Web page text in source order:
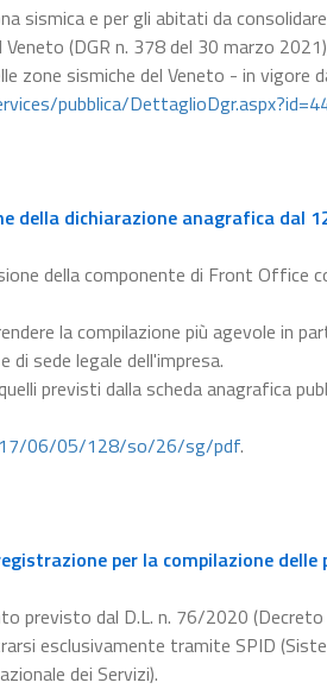
sismica e per gli abitati da
(DGR n. 378 del 30 marzo
zone sismiche del Veneto - in vigore
pubblica/
della dichiarazione anagrafica dal
della componente di Front Office
la compilazione più agevole in
di sede legale dell'impresa.
previsti dalla scheda anagrafica
06/05/128/so/26/sg/pdf.
per la compilazione delle
previsto dal D.L. n. 76/2020
esclusivamente tramite SPID
dei Servizi).